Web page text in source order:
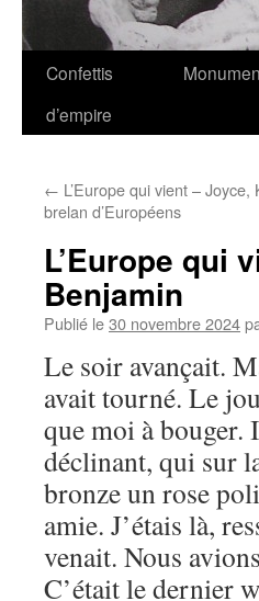
Confettis
d’empire
← L’Europe qui vient –
brelan d’Européens
L’Europe qui
Benjamin
Publié le30 novembre 2024
Le soir avançait.
avait tourné. Le
que moi à bouger.
déclinant, qui sur
bronze un rose
amie. J’étais là,
venait. Nous
C’était le dernier